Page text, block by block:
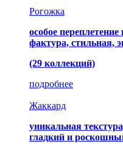
Рогожка
особое
фактура, стильная,
(29 коллекций)
подробнее
Жаккард
уникальная
гладкий и